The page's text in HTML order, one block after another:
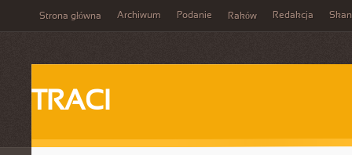
Strona główna Archiwum Podanie Raków Redakcja
TRACI